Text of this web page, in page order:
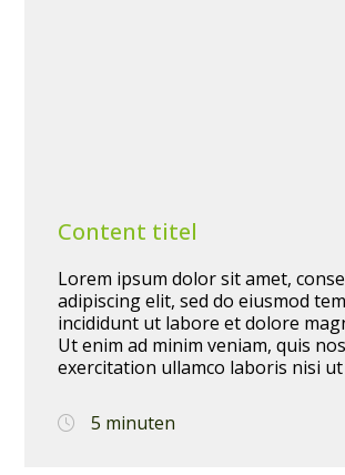
Content titel
Lorem ipsum dolor sit amet,
adipiscing elit, sed do eiusmod
incididunt ut labore et dolore
Ut enim ad minim veniam, quis
exercitation ullamco laboris nisi
in reprehenderit in voluptate velit
dolore eu fugiat nulla pariatur.
5 minuten